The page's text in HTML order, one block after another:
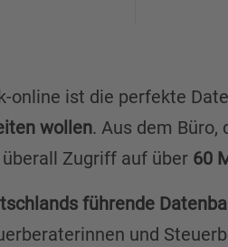
online ist die perfekte
wollen. Aus dem
überall Zugriff auf über 60
führende
und